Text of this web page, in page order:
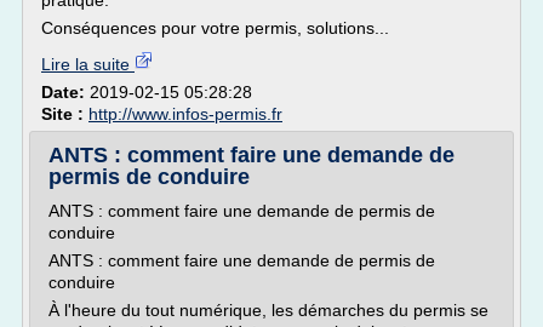
Conséquences pour votre permis, solutions...
Lire la suite
Date: 2019-02-15 05:28:28
Site : http://www.infos-permis.fr
ANTS : comment faire une demande de
permis de conduire
ANTS : comment faire une demande de permis de
conduire
ANTS : comment faire une demande de permis de
conduire
À l'heure du tout numérique, les démarches du permis se